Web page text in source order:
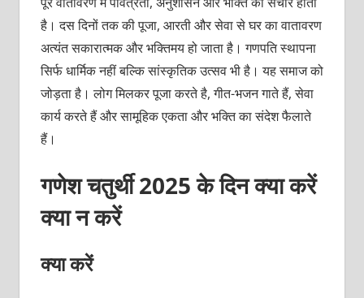
है। दस दिनों तक की पूजा, आरती और सेवा से घर का वातावरण
अत्यंत सकारात्मक और भक्तिमय हो जाता है। गणपति स्थापना
सिर्फ धार्मिक नहीं बल्कि सांस्कृतिक उत्सव भी है। यह समाज को
जोड़ता है। लोग मिलकर पूजा करते है, गीत-भजन गाते हैं, सेवा
कार्य करते हैं और सामूहिक एकता और भक्ति का संदेश फैलाते
हैं।
गणेश चतुर्थी 2025 के दिन क्या करें
क्या न करें
क्या करें